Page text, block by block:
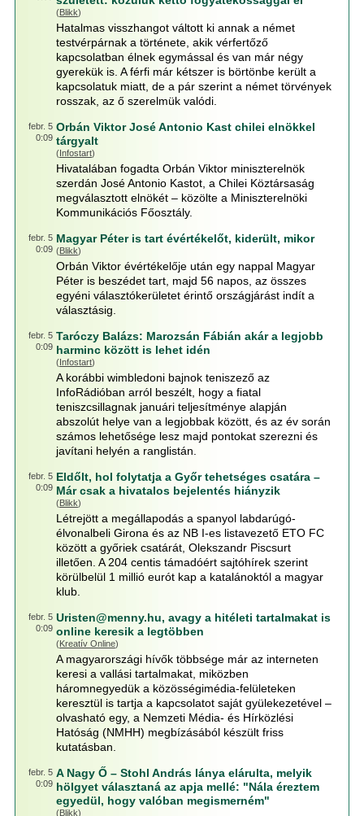
(Blikk)
Hatalmas visszhangot váltott ki annak a német
testvérpárnak a története, akik vérfertőző
kapcsolatban élnek egymással és van már négy
gyerekük is. A férfi már kétszer is börtönbe került a
kapcsolatuk miatt, de a pár szerint a német törvények
rosszak, az ő szerelmük valódi.
febr. 5
0:09
Orbán Viktor José Antonio Kast chilei elnökkel
tárgyalt
(Infostart)
Hivatalában fogadta Orbán Viktor miniszterelnök
szerdán José Antonio Kastot, a Chilei Köztársaság
megválasztott elnökét – közölte a Miniszterelnöki
Kommunikációs Főosztály.
febr. 5
0:09
Magyar Péter is tart évértékelőt, kiderült, mikor
(Blikk)
Orbán Viktor évértékelője után egy nappal Magyar
Péter is beszédet tart, majd 56 napos, az összes
egyéni választókerületet érintő országjárást indít a
választásig.
febr. 5
0:09
Taróczy Balázs: Marozsán Fábián akár a legjobb
harminc között is lehet idén
(Infostart)
A korábbi wimbledoni bajnok teniszező az
InfoRádióban arról beszélt, hogy a fiatal
teniszcsillagnak januári teljesítménye alapján
abszolút helye van a legjobbak között, és az év során
számos lehetősége lesz majd pontokat szerezni és
javítani helyén a ranglistán.
febr. 5
0:09
Eldőlt, hol folytatja a Győr tehetséges csatára –
Már csak a hivatalos bejelentés hiányzik
(Blikk)
Létrejött a megállapodás a spanyol labdarúgó-
élvonalbeli Girona és az NB I-es listavezető ETO FC
között a győriek csatárát, Olekszandr Piscsurt
illetően. A 204 centis támadóért sajtóhírek szerint
körülbelül 1 millió eurót kap a katalánoktól a magyar
klub.
febr. 5
0:09
Uristen@menny.hu, avagy a hitéleti tartalmakat is
online keresik a legtöbben
(Kreatív Online)
A magyarországi hívők többsége már az interneten
keresi a vallási tartalmakat, miközben
háromnegyedük a közösségimédia-felületeken
keresztül is tartja a kapcsolatot saját gyülekezetével –
olvasható egy, a Nemzeti Média- és Hírközlési
Hatóság (NMHH) megbízásából készült friss
kutatásban.
febr. 5
0:09
A Nagy Ő – Stohl András lánya elárulta, melyik
hölgyet választaná az apja mellé: "Nála éreztem
egyedül, hogy valóban megismerném"
(Blikk)